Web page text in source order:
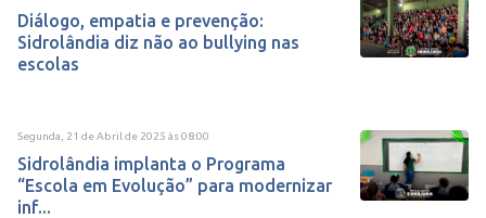
Diálogo, empatia e prevenção:
Sidrolândia diz não ao bullying nas
escolas
Segunda, 21 de Abril de 2025 às08:00
Sidrolândia implanta o Programa
“Escola em Evolução” para modernizar
inf...